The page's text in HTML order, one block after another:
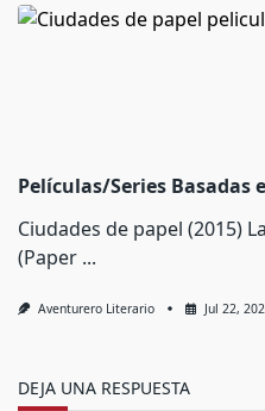
Películas/Series Basadas
Ciudades de papel (2015)
(Paper ...
Aventurero Literario Jul 22,
DEJA UNA RESPUESTA